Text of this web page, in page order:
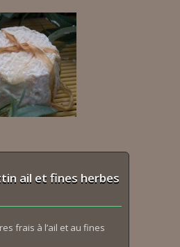
ail et fines herbes
frais à l’ail et au fines